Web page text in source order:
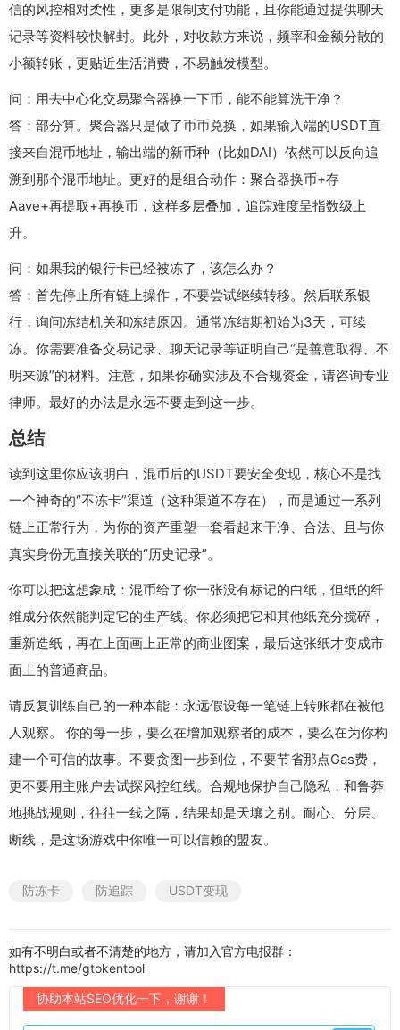
信的风控相对柔性，更多是限制支付功能，且你能通过提供聊天
记录等资料较快解封。此外，对收款方来说，频率和金额分散的
小额转账，更贴近生活消费，不易触发模型。
问：用去中心化交易聚合器换一下币，能不能算洗干净？
答：部分算。聚合器只是做了币币兑换，如果输入端的USDT直
接来自混币地址，输出端的新币种（比如DAI）依然可以反向追
溯到那个混币地址。更好的是组合动作：聚合器换币+存
Aave+再提取+再换币，这样多层叠加，追踪难度呈指数级上
升。
问：如果我的银行卡已经被冻了，该怎么办？
答：首先停止所有链上操作，不要尝试继续转移。然后联系银
行，询问冻结机关和冻结原因。通常冻结期初始为3天，可续
冻。你需要准备交易记录、聊天记录等证明自己“是善意取得、不
明来源”的材料。注意，如果你确实涉及不合规资金，请咨询专业
律师。最好的办法是永远不要走到这一步。
总结
读到这里你应该明白，混币后的USDT要安全变现，核心不是找
一个神奇的“不冻卡”渠道（这种渠道不存在），而是通过一系列
链上正常行为，为你的资产重塑一套看起来干净、合法、且与你
真实身份无直接关联的“历史记录”。
你可以把这想象成：混币给了你一张没有标记的白纸，但纸的纤
维成分依然能判定它的生产线。你必须把它和其他纸充分搅碎，
重新造纸，再在上面画上正常的商业图案，最后这张纸才变成市
面上的普通商品。
请反复训练自己的一种本能：永远假设每一笔链上转账都在被他
人观察。 你的每一步，要么在增加观察者的成本，要么在为你构
建一个可信的故事。不要贪图一步到位，不要节省那点Gas费，
更不要用主账户去试探风控红线。合规地保护自己隐私，和鲁莽
地挑战规则，往往一线之隔，结果却是天壤之别。耐心、分层、
断线，是这场游戏中你唯一可以信赖的盟友。
防冻卡 防追踪 USDT变现
如有不明白或者不清楚的地方，请加入官方电报群：
https://t.me/gtokentool
协助本站SEO优化一下，谢谢！